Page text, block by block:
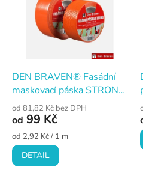
DEN BRAVEN® Fasádní
maskovací páska STRONG
oranžová
od 81,82 Kč bez DPH
od 99 Kč
Měrná
cena:
od 2,92 Kč / 1 m
DETAIL